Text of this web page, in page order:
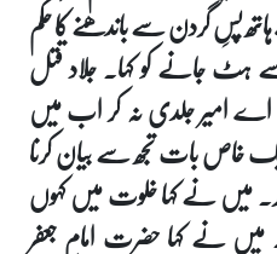
پسِ گردن سے باندھنے کا حکم
ہٹ جانے کو کہا۔ جلاد قتل
اے امیر جلدی نہ کر اب میں
خاص بات تجھ سے بیان کرنا
میں نے کہا خلوت میں کہوں
نے کہا حضرت امام جعفر